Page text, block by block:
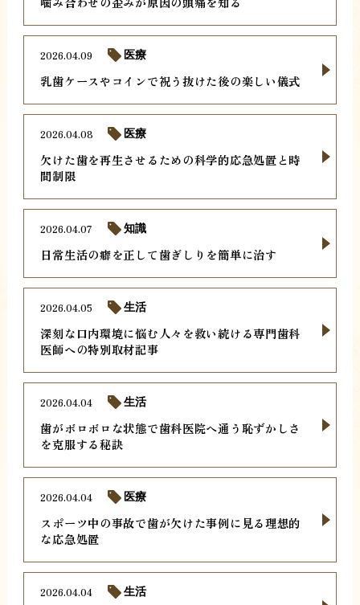
乳歯ケースやコインで祝う抜けた後の楽しい儀式
2026.04.09 医療
欠けた歯を再生させるための科学的応急処置と時
間制限
2026.04.08 医療
日常生活の癖を正して歯ぎしりを簡単に治す
2026.04.07 知識
深刻な口内環境に悩む人々を救い続ける専門歯科
医師への特別取材記事
2026.04.05 生活
歯がボロボロな状態で歯科医院へ通う恥ずかしさ
を克服する秘訣
2026.04.04 生活
スポーツ中の事故で歯が欠けた事例に見る理想的
な応急処置
2026.04.04 医療
2026.04.04 生活